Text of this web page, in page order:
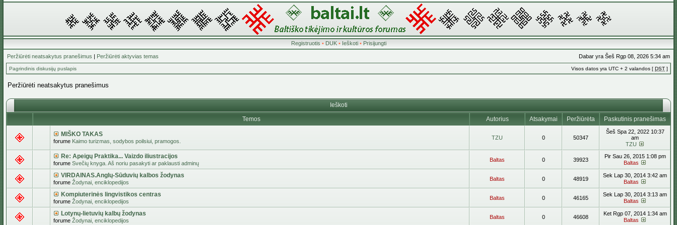
Registruotis • DUK• Ieškoti• Prisijungti
Peržiūrėti neatsakytus pranešimus | Peržiūrėti aktyvias temas Dabar yra Šeš Rgp 08, 2026 5:34 am
Pagrindinis diskusijų puslapis Visos datos yra UTC + 2 valandos [ DST ]
Peržiūrėti neatsakytus pranešimus
Ieškoti
Temos
Autorius Atsakymai Peržiūrėta Paskutinis pranešimas
MIŠKO TAKAS
forume Kaimo turizmas, sodybos poilsiui, pramogos.
TZU 0 50347
Šeš Spa 22, 2022 10:37
am
TZU
Re: Apeigų Praktika... Vaizdo iliustracijos
forume Svečių knyga. Aš noriu pasakyti ar paklausti adminų
Baltas 0 39923
Pir Sau 26, 2015 1:08 pm
Baltas
VIRDAINAS.Anglų-Sūduvių kalbos žodynas
forume Žodynai, enciklopedijos
Baltas 0 48919
Sek Lap 30, 2014 3:42 am
Baltas
Kompiuterinės lingvistikos centras
forume Žodynai, enciklopedijos
Baltas 0 46165
Sek Lap 30, 2014 3:13 am
Baltas
Lotynų-lietuvių kalbų žodynas
forume Žodynai, enciklopedijos
Baltas 0 46608
Ket Rgp 07, 2014 1:34 am
Baltas